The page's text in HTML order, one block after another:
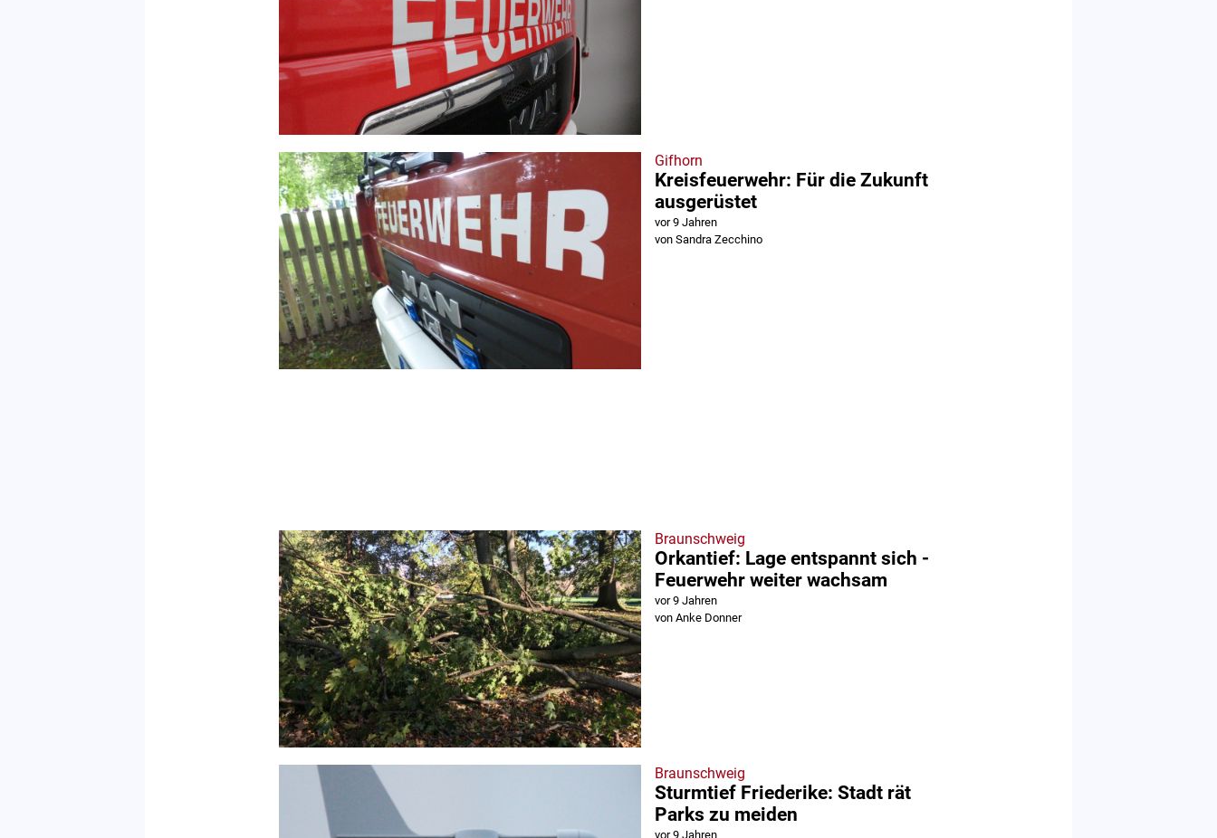
Gifhorn
Kreisfeuerwehr: Für die Zukunft
ausgerüstet
vor 9 Jahren
von Sandra Zecchino
Braunschweig
Orkantief: Lage entspannt sich -
Feuerwehr weiter wachsam
vor 9 Jahren
von Anke Donner
Braunschweig
Sturmtief Friederike: Stadt rät
Parks zu meiden
vor 9 Jahren